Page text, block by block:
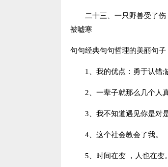
二十三、一只野兽受了伤
被嘘寒
句句经典句句哲理的美丽句子
1、我的优点：勇于认错;缺
2、一辈子就那么几个人真
3、我不知道遇见你是对是
4、这个社会教会了我。
5、时间在变 ，人也在变。